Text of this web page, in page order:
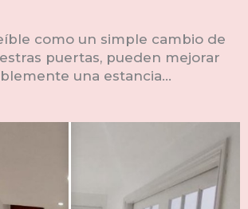
como un simple cambio de
puertas, pueden mejorar
una estancia…